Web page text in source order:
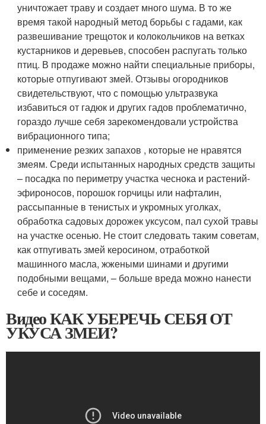
уничтожает траву и создает много шума. В то же
время такой народный метод борьбы с гадами, как
развешивание трещоток и колокольчиков на ветках
кустарников и деревьев, способен распугать только
птиц. В продаже можно найти специальные приборы,
которые отпугивают змей. Отзывы огородников
свидетельствуют, что с помощью ультразвука
избавиться от гадюк и других гадов проблематично,
гораздо лучше себя зарекомендовали устройства
вибрационного типа;
применение резких запахов , которые не нравятся
змеям. Среди испытанных народных средств защиты
– посадка по периметру участка чеснока и растений-
эфироносов, порошок горчицы или нафталин,
рассыпанные в тенистых и укромных уголках,
обработка садовых дорожек уксусом, пал сухой травы
на участке осенью. Не стоит следовать таким советам,
как отпугивать змей керосином, отработкой
машинного масла, жжеными шинами и другими
подобными вещами, – больше вреда можно нанести
себе и соседям.
Видео КАК УБЕРЕЧЬ СЕБЯ ОТ
УКУСА ЗМЕИ?